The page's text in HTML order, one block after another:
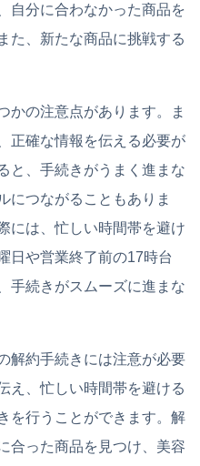
自分に合わなかった商品を
た、新たな商品に挑戦する
かの注意点があります。ま
正確な情報を伝える必要が
と、手続きがうまく進まな
につながることもありま
には、忙しい時間帯を避け
日や営業終了前の17時台
手続きがスムーズに進まな
解約手続きには注意が必要
え、忙しい時間帯を避ける
を行うことができます。解
合った商品を見つけ、美容